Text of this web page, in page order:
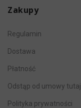
Zakupy
Regulamin
Dostawa
Płatność
Odstąp od umowy tutaj
Polityka prywatności